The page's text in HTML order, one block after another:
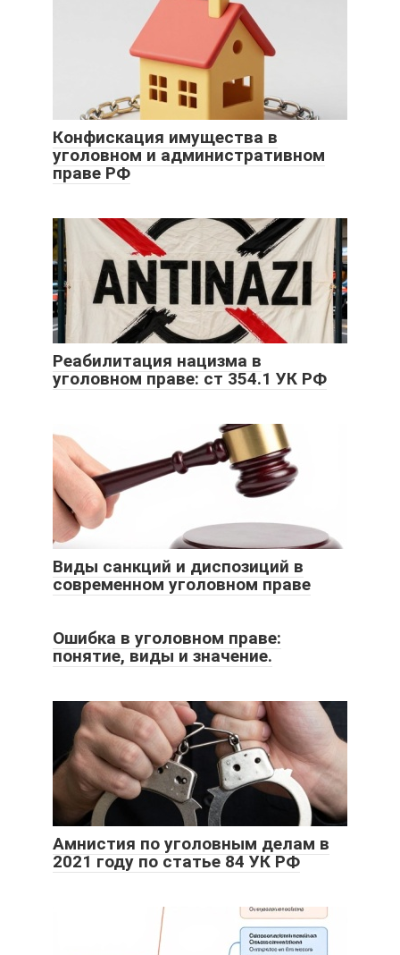
Конфискация имущества в
уголовном и административном
праве РФ
Реабилитация нацизма в
уголовном праве: ст 354.1 УК РФ
Виды санкций и диспозиций в
современном уголовном праве
Ошибка в уголовном праве:
понятие, виды и значение.
Амнистия по уголовным делам в
2021 году по статье 84 УК РФ